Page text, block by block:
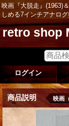
映画『大脱走』(1963)
しめる7インチアナログ
retro shop
ログイン
商品説明 映画